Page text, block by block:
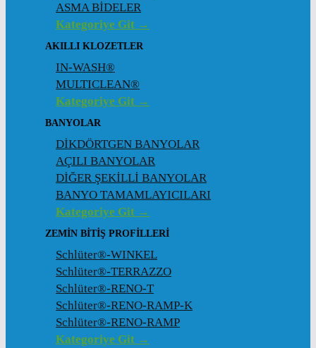
ASMA BİDELER
Kategoriye Git →
AKILLI KLOZETLER
IN-WASH®
MULTICLEAN®
Kategoriye Git →
BANYOLAR
DİKDÖRTGEN BANYOLAR
AÇILI BANYOLAR
DİĞER ŞEKİLLİ BANYOLAR
BANYO TAMAMLAYICILARI
Kategoriye Git →
ZEMIN BITIŞ PROFILLERI
Schlüter®-WINKEL
Schlüter®-TERRAZZO
Schlüter®-RENO-T
Schlüter®-RENO-RAMP-K
Schlüter®-RENO-RAMP
Kategoriye Git →